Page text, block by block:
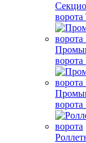
ворота
ворота
ворота